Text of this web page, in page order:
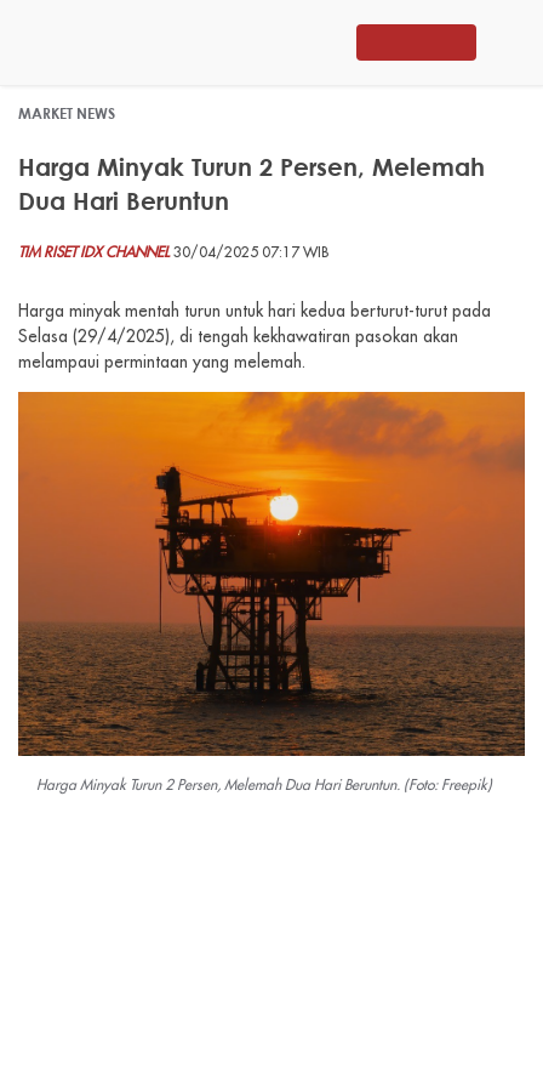
MARKET NEWS
Harga Minyak Turun 2 Persen, Melemah
Dua Hari Beruntun
TIM RISET IDX CHANNEL30/04/2025 07:17 WIB
Harga minyak mentah turun untuk hari kedua berturut-turut pada
Selasa (29/4/2025), di tengah kekhawatiran pasokan akan
melampaui permintaan yang melemah.
Harga Minyak Turun 2 Persen, Melemah Dua Hari Beruntun. (Foto: Freepik)